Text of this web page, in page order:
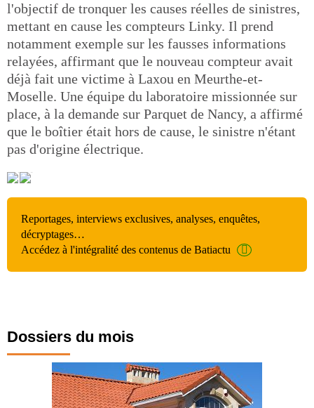
l'objectif de tronquer les causes réelles de sinistres,
mettant en cause les compteurs Linky. Il prend
notamment exemple sur les fausses informations
relayées, affirmant que le nouveau compteur avait
déjà fait une victime à Laxou en Meurthe-et-
Moselle. Une équipe du laboratoire missionnée sur
place, à la demande sur Parquet de Nancy, a affirmé
que le boîtier était hors de cause, le sinistre n'étant
pas d'origine électrique.
Reportages, interviews exclusives, analyses, enquêtes,
décryptages…
Accédez à l'intégralité des contenus de Batiactu
Dossiers du mois